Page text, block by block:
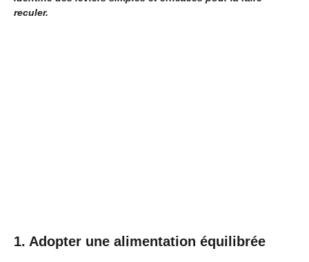
reculer.
1. Adopter une alimentation équilibrée